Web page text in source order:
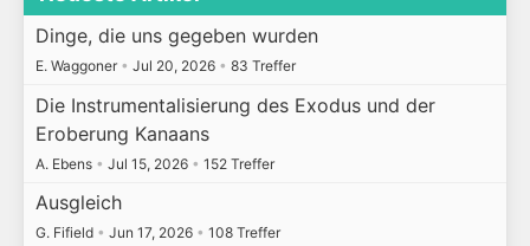
Dinge, die uns gegeben wurden
E. Waggoner • Jul 20, 2026 • 83 Treffer
Die Instrumentalisierung des Exodus und der
Eroberung Kanaans
A. Ebens • Jul 15, 2026 • 152 Treffer
Ausgleich
G. Fifield • Jun 17, 2026 • 108 Treffer